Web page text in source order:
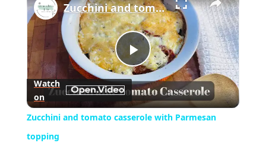
Play
Video
Zucchini and tomato casserole with Parmesan topping
Watch
on
Zucchini and tomato casserole with Parmesan
topping